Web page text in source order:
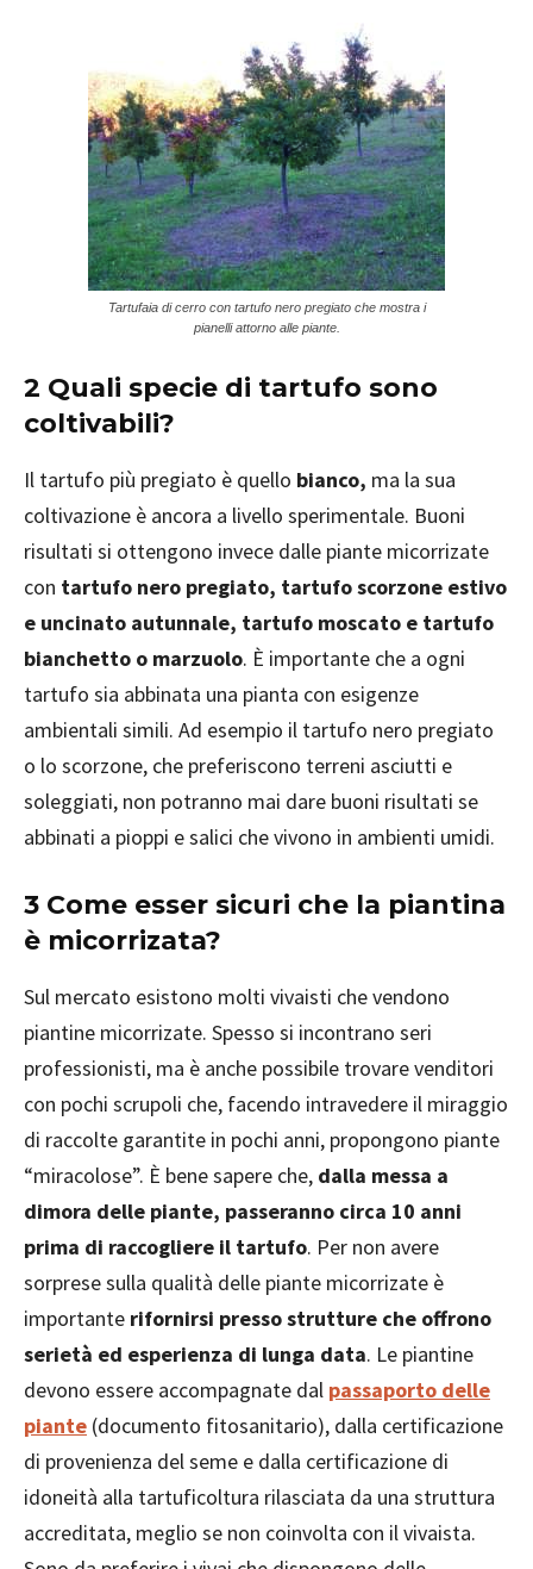
Tartufaia di cerro con tartufo nero pregiato che mostra i
pianelli attorno alle piante.
2 Quali specie di tartufo sono
coltivabili?
Il tartufo più pregiato è quello bianco, ma la sua
coltivazione è ancora a livello sperimentale. Buoni
risultati si ottengono invece dalle piante micorrizate
con tartufo nero pregiato, tartufo scorzone estivo
e uncinato autunnale, tartufo moscato e tartufo
bianchetto o marzuolo. È importante che a ogni
tartufo sia abbinata una pianta con esigenze
ambientali simili. Ad esempio il tartufo nero pregiato
o lo scorzone, che preferiscono terreni asciutti e
soleggiati, non potranno mai dare buoni risultati se
abbinati a pioppi e salici che vivono in ambienti umidi.
3 Come esser sicuri che la piantina
è micorrizata?
Sul mercato esistono molti vivaisti che vendono
piantine micorrizate. Spesso si incontrano seri
professionisti, ma è anche possibile trovare venditori
con pochi scrupoli che, facendo intravedere il miraggio
di raccolte garantite in pochi anni, propongono piante
“miracolose”. È bene sapere che, dalla messa a
dimora delle piante, passeranno circa 10 anni
prima di raccogliere il tartufo. Per non avere
sorprese sulla qualità delle piante micorrizate è
importante rifornirsi presso strutture che offrono
serietà ed esperienza di lunga data. Le piantine
devono essere accompagnate dal passaporto delle
piante (documento fitosanitario), dalla certificazione
di provenienza del seme e dalla certificazione di
idoneità alla tartuficoltura rilasciata da una struttura
accreditata, meglio se non coinvolta con il vivaista.